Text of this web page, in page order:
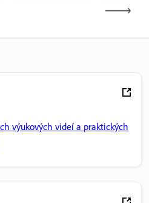
výukových videí a praktických